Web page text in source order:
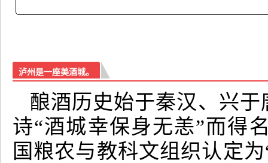
泸州是一座美酒城。
酿酒历史始于秦汉、兴
诗“酒城幸保身无恙”而得
国粮农与教科文组织认定